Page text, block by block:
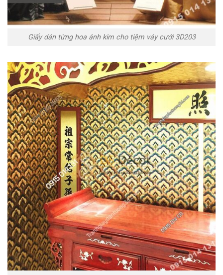
Giấy dán từng hoa ánh kim cho tiệm váy cưới 3D203